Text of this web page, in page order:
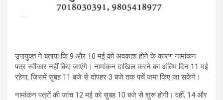
उपायुक्त ने बताया कि 9 और 10 मई को अवकाश होने के कारण नामांकन
पत्र स्वीकार नहीं किए जाएंगे। नामांकन दाखिल करने का अंतिम दिन 11 मई
रहेगा, जिसमें सुबह 11 बजे से दोपहर 3 बजे तक पर्चे जमा किए जा सकेंगे।
नामांकन पत्रों की जांच 12 मई को सुबह 10 बजे से शुरू होगी। वहीं, 14 और